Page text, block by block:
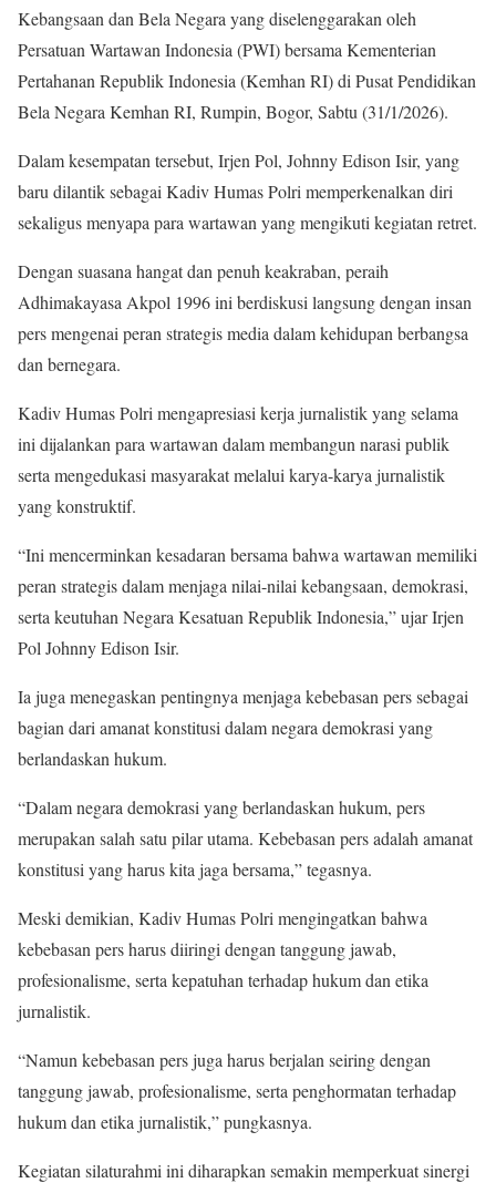
Kebangsaan dan Bela Negara yang diselenggarakan oleh
Persatuan Wartawan Indonesia (PWI) bersama Kementerian
Pertahanan Republik Indonesia (Kemhan RI) di Pusat Pendidikan
Bela Negara Kemhan RI, Rumpin, Bogor, Sabtu (31/1/2026).
Dalam kesempatan tersebut, Irjen Pol, Johnny Edison Isir, yang
baru dilantik sebagai Kadiv Humas Polri memperkenalkan diri
sekaligus menyapa para wartawan yang mengikuti kegiatan retret.
Dengan suasana hangat dan penuh keakraban, peraih
Adhimakayasa Akpol 1996 ini berdiskusi langsung dengan insan
pers mengenai peran strategis media dalam kehidupan berbangsa
dan bernegara.
Kadiv Humas Polri mengapresiasi kerja jurnalistik yang selama
ini dijalankan para wartawan dalam membangun narasi publik
serta mengedukasi masyarakat melalui karya-karya jurnalistik
yang konstruktif.
“Ini mencerminkan kesadaran bersama bahwa wartawan memiliki
peran strategis dalam menjaga nilai-nilai kebangsaan, demokrasi,
serta keutuhan Negara Kesatuan Republik Indonesia,” ujar Irjen
Pol Johnny Edison Isir.
Ia juga menegaskan pentingnya menjaga kebebasan pers sebagai
bagian dari amanat konstitusi dalam negara demokrasi yang
berlandaskan hukum.
“Dalam negara demokrasi yang berlandaskan hukum, pers
merupakan salah satu pilar utama. Kebebasan pers adalah amanat
konstitusi yang harus kita jaga bersama,” tegasnya.
Meski demikian, Kadiv Humas Polri mengingatkan bahwa
kebebasan pers harus diiringi dengan tanggung jawab,
profesionalisme, serta kepatuhan terhadap hukum dan etika
jurnalistik.
“Namun kebebasan pers juga harus berjalan seiring dengan
tanggung jawab, profesionalisme, serta penghormatan terhadap
hukum dan etika jurnalistik,” pungkasnya.
Kegiatan silaturahmi ini diharapkan semakin memperkuat sinergi